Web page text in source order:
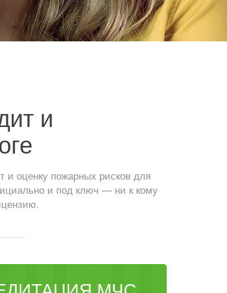
и
оценку пожарных рисков для
и под ключ — ни к кому